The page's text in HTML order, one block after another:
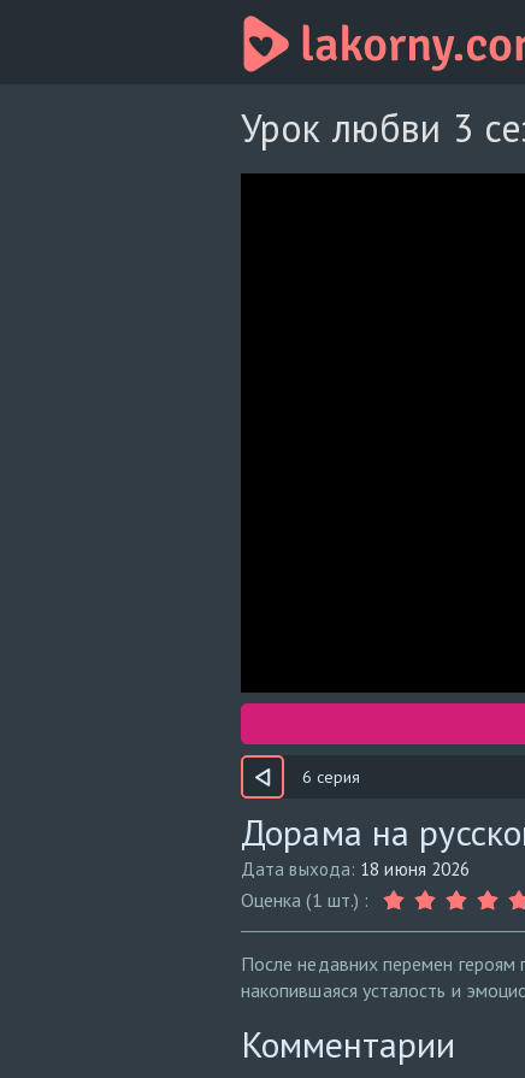
Урок любви 3
6 серия
Дорама на
Дата выхода: 18 июня 2026
Оценка (1 шт.) :
После недавних перемен героям
накопившаяся усталость и
Комментарии